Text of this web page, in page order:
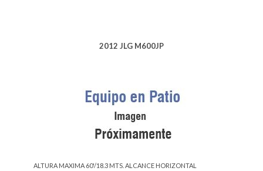
2012 JLG M600JP
ALTURA MAXIMA 60'/18.3 MTS. ALCANCE HORIZONTAL